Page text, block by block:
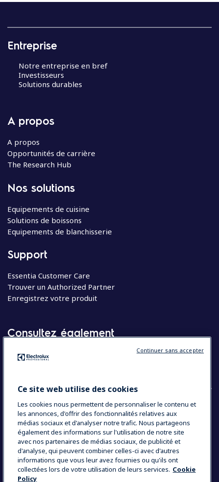
Entreprise
Notre entreprise en bref
Investisseurs
Solutions durables
A propos
A propos
Opportunités de carrière
The Research Hub
Nos solutions
Equipements de cuisine
Solutions de boissons
Equipements de blanchisserie
Support
Essentia Customer Care
Trouver un Authorized Partner
Enregistrez votre produit
Consultez également
Molteni
Appareils électroménagers
COUNTRY AND LANGUAGE
VOTRE SÉLECTION : BELGIQUE
Data Privacy Statement
Cookie Policy
Ce site web utilise des cookies
Les cookies nous permettent de personnaliser le contenu et
les annonces, d'offrir des fonctionnalités relatives aux
médias sociaux et d'analyser notre trafic. Nous partageons
également des informations sur l'utilisation de notre site
avec nos partenaires de médias sociaux, de publicité et
d'analyse, qui peuvent combiner celles-ci avec d'autres
informations que vous leur avez fournies ou qu'ils ont
collectées lors de votre utilisation de leurs services. Cookie
Policy
Continuer sans accepter